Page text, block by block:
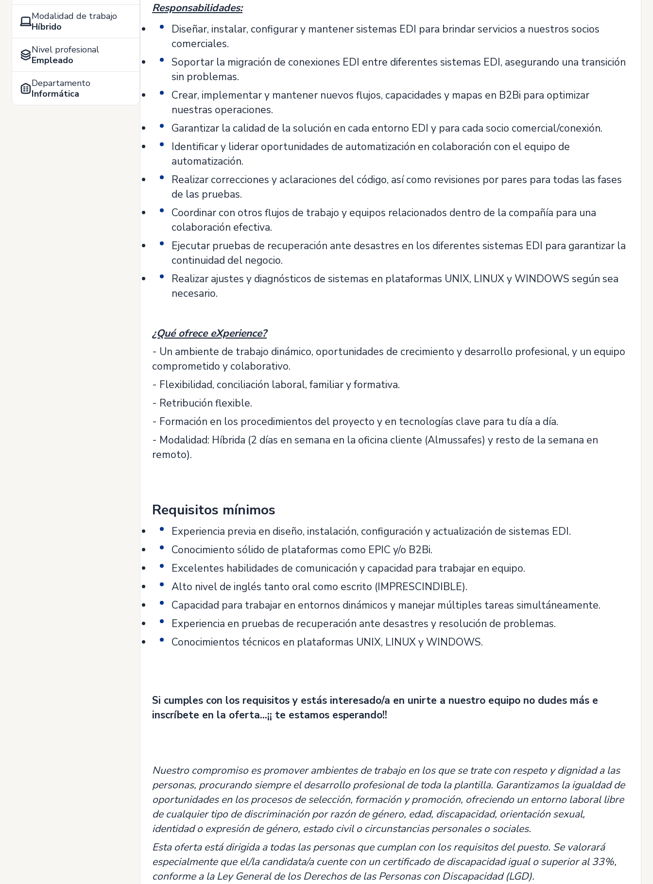
Modalidad de trabajo
Híbrido
Nivel profesional
Empleado
Departamento
Informática
Responsabilidades:
Diseñar, instalar, configurar y mantener sistemas EDI para brindar servicios a nuestros socios
comerciales.
Soportar la migración de conexiones EDI entre diferentes sistemas EDI, asegurando una transición
sin problemas.
Crear, implementar y mantener nuevos flujos, capacidades y mapas en B2Bi para optimizar
nuestras operaciones.
Garantizar la calidad de la solución en cada entorno EDI y para cada socio comercial/conexión.
Identificar y liderar oportunidades de automatización en colaboración con el equipo de
automatización.
Realizar correcciones y aclaraciones del código, así como revisiones por pares para todas las fases
de las pruebas.
Coordinar con otros flujos de trabajo y equipos relacionados dentro de la compañía para una
colaboración efectiva.
Ejecutar pruebas de recuperación ante desastres en los diferentes sistemas EDI para garantizar la
continuidad del negocio.
Realizar ajustes y diagnósticos de sistemas en plataformas UNIX, LINUX y WINDOWS según sea
necesario.
¿Qué ofrece eXperience?
- Un ambiente de trabajo dinámico, oportunidades de crecimiento y desarrollo profesional, y un equipo
comprometido y colaborativo.
- Flexibilidad, conciliación laboral, familiar y formativa.
- Retribución flexible.
- Formación en los procedimientos del proyecto y en tecnologías clave para tu día a día.
- Modalidad: Híbrida (2 días en semana en la oficina cliente (Almussafes) y resto de la semana en
remoto).
Requisitos mínimos
Experiencia previa en diseño, instalación, configuración y actualización de sistemas EDI.
Conocimiento sólido de plataformas como EPIC y/o B2Bi.
Excelentes habilidades de comunicación y capacidad para trabajar en equipo.
Alto nivel de inglés tanto oral como escrito (IMPRESCINDIBLE).
Capacidad para trabajar en entornos dinámicos y manejar múltiples tareas simultáneamente.
Experiencia en pruebas de recuperación ante desastres y resolución de problemas.
Conocimientos técnicos en plataformas UNIX, LINUX y WINDOWS.
Si cumples con los requisitos y estás interesado/a en unirte a nuestro equipo no dudes más e
inscríbete en la oferta...¡¡ te estamos esperando!!
Nuestro compromiso es promover ambientes de trabajo en los que se trate con respeto y dignidad a las
personas, procurando siempre el desarrollo profesional de toda la plantilla. Garantizamos la igualdad de
oportunidades en los procesos de selección, formación y promoción, ofreciendo un entorno laboral libre
de cualquier tipo de discriminación por razón de género, edad, discapacidad, orientación sexual,
identidad o expresión de género, estado civil o circunstancias personales o sociales.
Esta oferta está dirigida a todas las personas que cumplan con los requisitos del puesto. Se valorará
especialmente que el/la candidata/a cuente con un certificado de discapacidad igual o superior al 33%,
conforme a la Ley General de los Derechos de las Personas con Discapacidad (LGD).